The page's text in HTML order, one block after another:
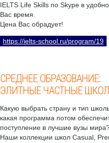
IELTS Life Skills по Skype в
Вас время.
Цена Вас обрадует!
https://ielts-school.ru/program/19
СРЕДНЕЕ ОБРАЗОВАНИЕ:
ЭЛИТНЫЕ ЧАСТНЫЕ
Какую выбрать страну и тип
какая программа потом
поступление в лучшие вузы
Наши коллекции школ Casual,